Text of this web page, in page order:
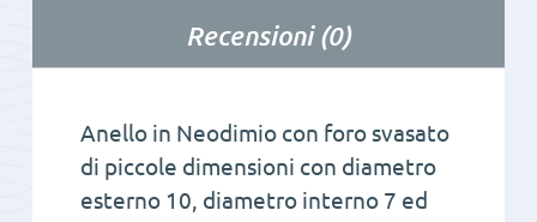
Recensioni (0)
Anello in Neodimio con foro svasato
di piccole dimensioni con diametro
esterno 10, diametro interno 7 ed